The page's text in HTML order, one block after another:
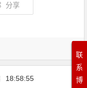
分享
18:58:55
联
系
博